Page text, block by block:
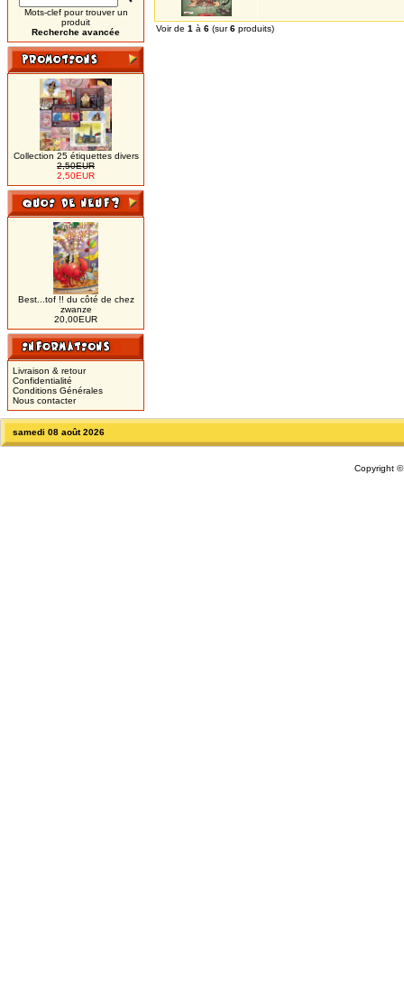
Mots-clef pour trouver un
produit
Recherche avancée
Collection 25 étiquettes divers
2,50EUR
2,50EUR
Best...tof !! du côté de chez
zwanze
20,00EUR
Livraison & retour
Confidentialité
Conditions Générales
Nous contacter
Voir de 1 à 6 (sur6 produits)
samedi 08 août 2026
Copyright